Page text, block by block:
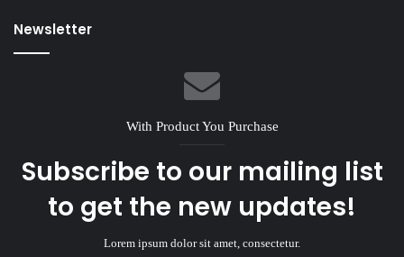
Newsletter
With Product You Purchase
Subscribe to our mailing list
to get the new updates!
Lorem ipsum dolor sit amet, consectetur.